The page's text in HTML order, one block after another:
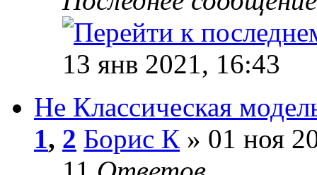
13 янв 2021, 16:43
Не Классическая
1, 2 Борис К » 01 ноя